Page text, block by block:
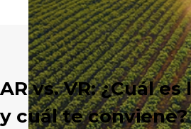
AR vs. VR: ¿Cuál
y cuál te conviene?